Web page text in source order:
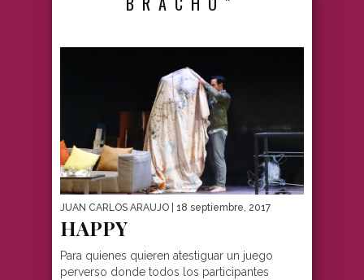
JUAN CARLOS ARAUJO | 18 septiembre, 2017
HAPPY
Para quienes quieren atestiguar un juego
perverso donde todos los participantes